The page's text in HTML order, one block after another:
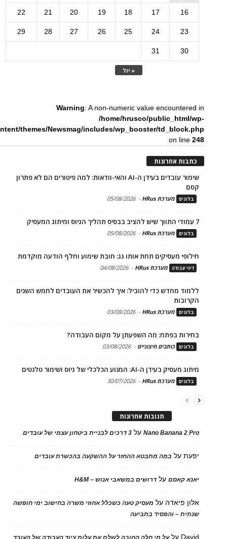
« יול
16
17
18
19
20
21
22
23
24
25
26
27
28
29
30
31
Warning: A non-numeric value encountered in
/home/hrusco/public_html/wp-
themes/Newsmag/includes/wp_booster/td_block.php
on line248
כתבות אחרונות
שימור עובדים בעידן ה-AI והאי-וודאות: למה פיטורים הם לא פתרון
קסם
בלוגים מערכת HRus -
05/08/2026
7 עמודי התווך שיש להציב בבסיס תהליך הגיוס ומיתוג המעסיק
בלוגים מערכת HRus -
05/08/2026
חילופי מעסיקים תחת אותו גג: חובת שימוע וחלף הודעה מוקדמת
דיני עבודה מערכת HRus -
04/08/2026
ללמוד מחדש כדי להוביל: איך להכשיר את העובדים לחמש השנים
הקרובות
בלוגים מערכת HRus -
03/08/2026
בחירות בפתח: מה השפעתן על מקום העבודה?
בלוגים כותבים חיצוניים -
03/08/2026
מיתוג מעסיק בעידן ה-AI: המנוע הכלכלי של גיוס ושימור טלנטים
בלוגים מערכת HRus -
30/07/2026
תגובות אחרונות
Nano Banana 2 Proעל 3 דרכים לבניית ביטחון עצמי של עובדים
יפעתעל במה מתבטא ההחזר על ההשקעה בהכשרת עובדים
יאנא קאסםעלדרושים במשאבי אנוש – H&M
אלון פיאדה על מעסיק טעה כשכלל אחוזי משרה בחישוב ימי חופשה
שנתית – והפסיד בתביעה
David על